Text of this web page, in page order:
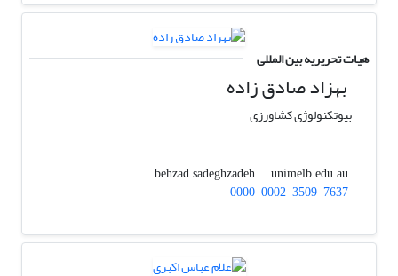
هیات تحریریه بین المللی
بهزاد صادق زاده
بیوتکنولوژی کشاورزی
behzad.sadeghzadeh
unimelb.edu.au
0000-0002-3509-7637